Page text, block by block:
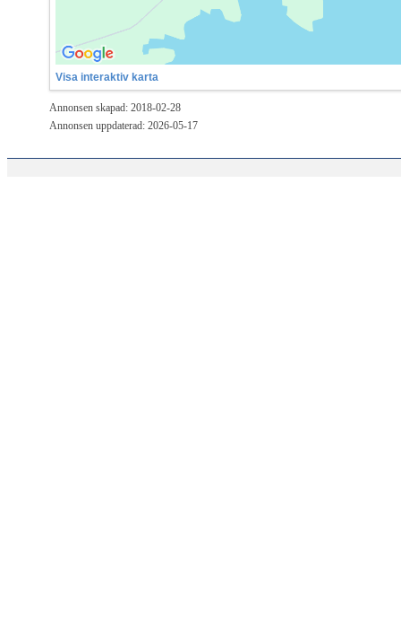
Visa interaktiv karta
Annonsen skapad: 2018-02-28
Annonsen uppdaterad: 2026-05-17